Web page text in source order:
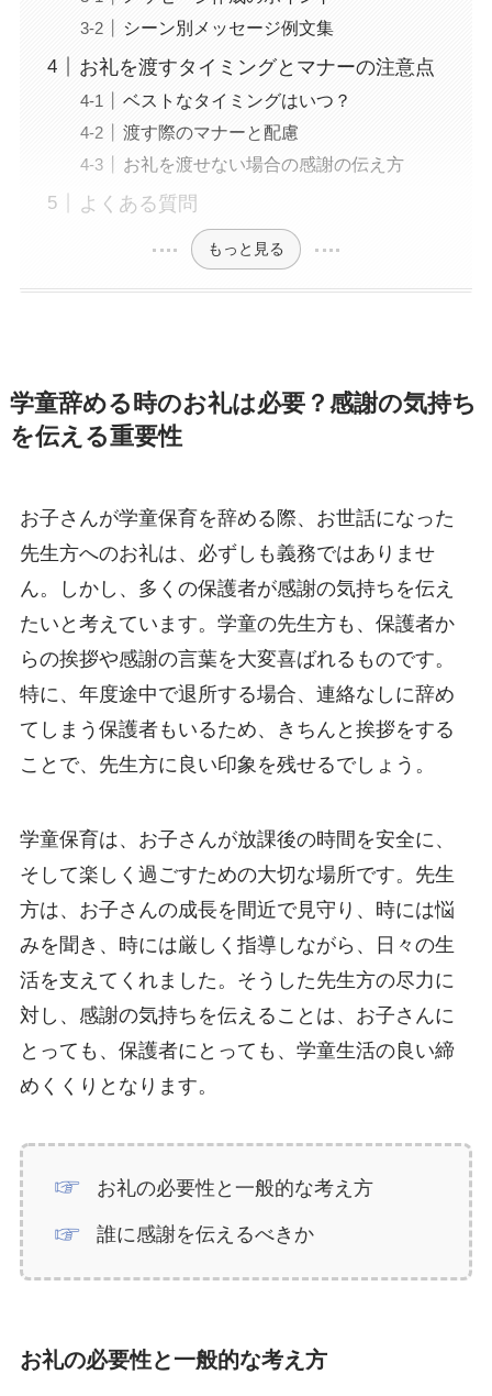
シーン別メッセージ例文集
お礼を渡すタイミングとマナーの注意点
ベストなタイミングはいつ？
渡す際のマナーと配慮
お礼を渡せない場合の感謝の伝え方
よくある質問
もっと見る
学童辞める時のお礼は必要？感謝の気持ち
を伝える重要性
お子さんが学童保育を辞める際、お世話になった
先生方へのお礼は、必ずしも義務ではありませ
ん。しかし、多くの保護者が感謝の気持ちを伝え
たいと考えています。学童の先生方も、保護者か
らの挨拶や感謝の言葉を大変喜ばれるものです。
特に、年度途中で退所する場合、連絡なしに辞め
てしまう保護者もいるため、きちんと挨拶をする
ことで、先生方に良い印象を残せるでしょう。
学童保育は、お子さんが放課後の時間を安全に、
そして楽しく過ごすための大切な場所です。先生
方は、お子さんの成長を間近で見守り、時には悩
みを聞き、時には厳しく指導しながら、日々の生
活を支えてくれました。そうした先生方の尽力に
対し、感謝の気持ちを伝えることは、お子さんに
とっても、保護者にとっても、学童生活の良い締
めくくりとなります。
お礼の必要性と一般的な考え方
誰に感謝を伝えるべきか
お礼の必要性と一般的な考え方